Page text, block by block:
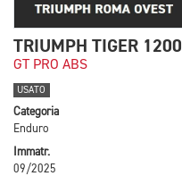
TRIUMPH TIGER 1200
GT PRO ABS
USATO
Categoria
Enduro
Immatr.
09/2025